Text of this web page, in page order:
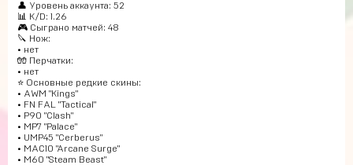
👤 Уровень аккаунта: 52
📊 K/D: 1.26
🎮 Сыграно матчей: 48
🔪 Нож:
• нет
🧤 Перчатки:
• нет
⭐️ Основные редкие скины:
• AWM "Kings"
• FN FAL "Tactical"
• P90 "Clash"
• MP7 "Palace"
• UMP45 "Cerberus"
• MAC10 "Arcane Surge"
• M60 "Steam Beast"